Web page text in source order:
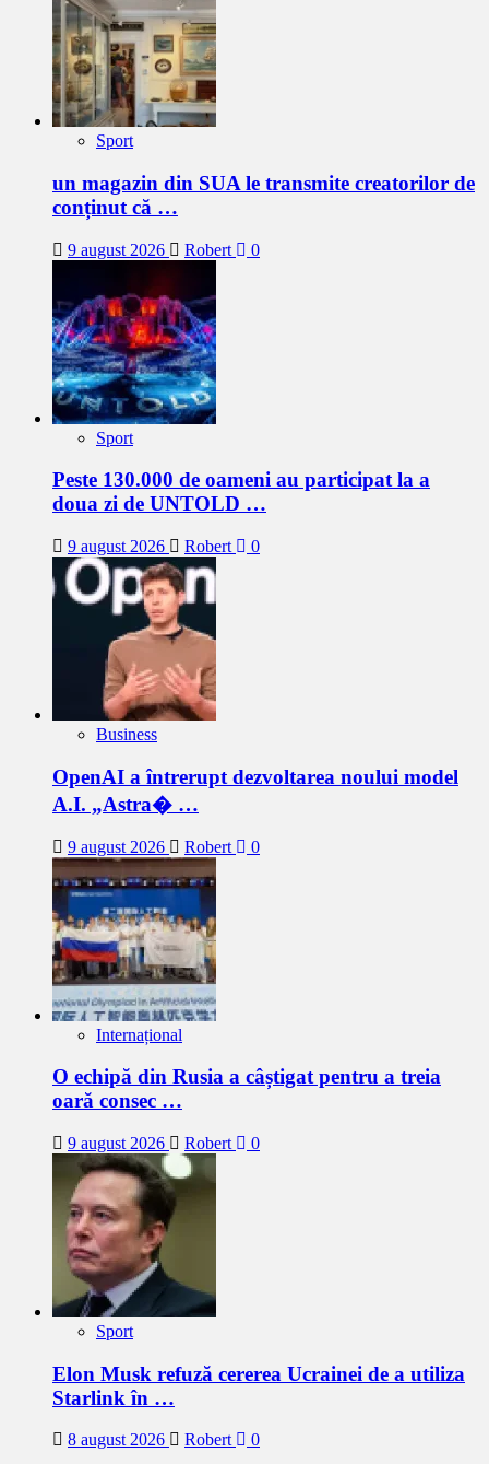
Sport
un magazin din SUA le transmite creatorilor de
conținut că …
9 august 2026 Robert 0
Sport
Peste 130.000 de oameni au participat la a
doua zi de UNTOLD …
9 august 2026 Robert 0
Business
OpenAI a întrerupt dezvoltarea noului model
A.I. „Astra� …
9 august 2026 Robert 0
Internațional
O echipă din Rusia a câștigat pentru a treia
oară consec …
9 august 2026 Robert 0
Sport
Elon Musk refuză cererea Ucrainei de a utiliza
Starlink în …
8 august 2026 Robert 0